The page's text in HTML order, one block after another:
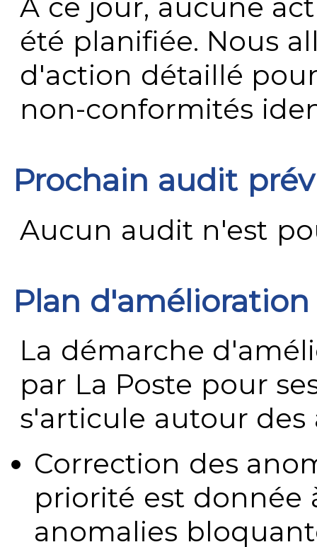
À ce jour, aucune
été planifiée. Nous
d'action détaillé
non-conformités
Prochain audit
Aucun audit n'est
Plan
La démarche
par La Poste pour
s'articule autour des
Correction des
priorité est donnée
anomalies